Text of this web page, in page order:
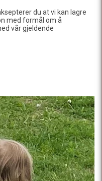
du at vi kan lagre
med formål om å
vår gjeldende